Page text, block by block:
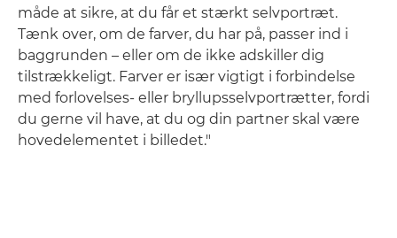
måde at sikre, at du får et stærkt selvportræt.
Tænk over, om de farver, du har på, passer ind i
baggrunden – eller om de ikke adskiller dig
tilstrækkeligt. Farver er især vigtigt i forbindelse
med forlovelses- eller bryllupsselvportrætter, fordi
du gerne vil have, at du og din partner skal være
hovedelementet i billedet."